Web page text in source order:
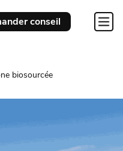
conseil
biosourcée